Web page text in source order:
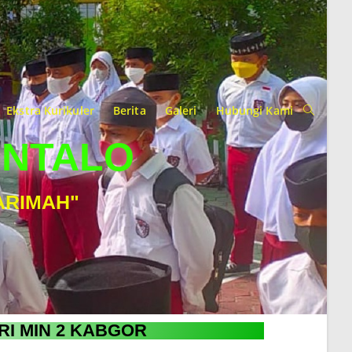
Ekstra Kurikuler Berita Galeri Hubungi Kami
MIN 2 KABGOR